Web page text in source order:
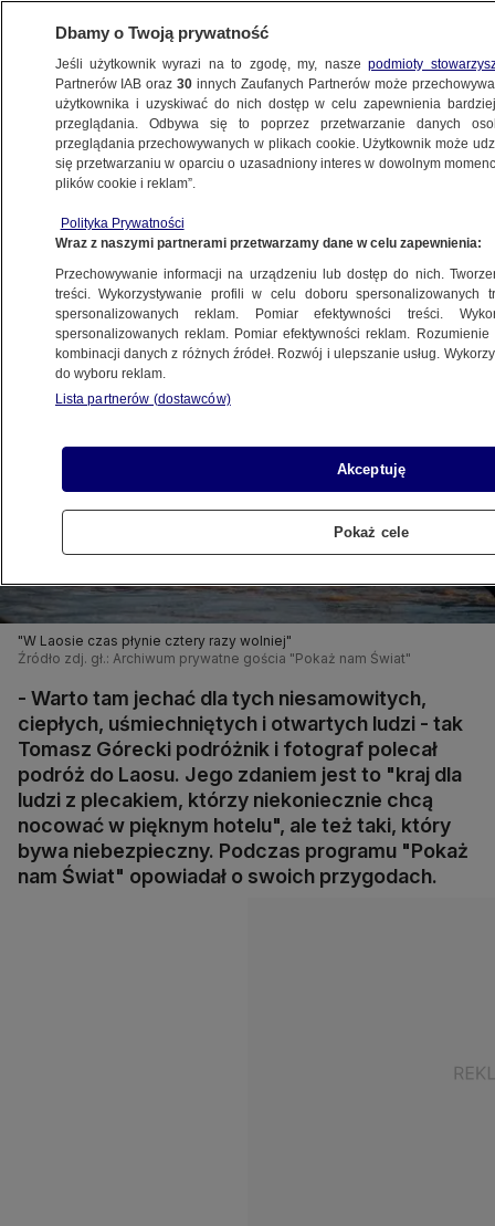
BIZNES
ZE ŚWIATA
5.12.2016, 15:05
Udostępnij
"W Laosie czas płynie cztery razy wolniej"
Źródło zdj. gł.: Archiwum prywatne gościa "Pokaż nam Świat"
- Warto tam jechać dla tych niesamowitych,
ciepłych, uśmiechniętych i otwartych ludzi - tak
Tomasz Górecki podróżnik i fotograf polecał
podróż do Laosu. Jego zdaniem jest to "kraj dla
ludzi z plecakiem, którzy niekoniecznie chcą
nocować w pięknym hotelu", ale też taki, który
bywa niebezpieczny. Podczas programu "Pokaż
nam Świat" opowiadał o swoich przygodach.
Dbamy o Twoją prywatność
Jeśli użytkownik wyrazi na to zgodę, my, naszepodmioty
Partnerów IAB oraz30 innych Zaufanych Partnerów może
użytkownika i uzyskiwać do nich dostęp w celu zapewnienia
przeglądania. Odbywa się to poprzez przetwarzanie danych
przeglądania przechowywanych w plikach cookie. Użytkownik może
się przetwarzaniu w oparciu o uzasadniony interes w dowolnym
plików cookie i reklam”.
Polityka Prywatności
Wraz z naszymi partnerami przetwarzamy dane w celu zapewnienia:
Przechowywanie informacji na urządzeniu lub dostęp do nich.
treści. Wykorzystywanie profili w celu doboru spersonalizowanych
spersonalizowanych reklam. Pomiar efektywności treści.
spersonalizowanych reklam. Pomiar efektywności reklam.
kombinacji danych z różnych źródeł. Rozwój i ulepszanie usług.
do wyboru reklam.
Lista partnerów (dostawców)
Akceptuję
Pokaż cele